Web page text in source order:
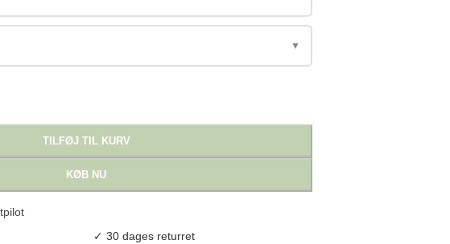
▼
TILFØJ TIL KURV
KØB NU
✓ 30 dages returret